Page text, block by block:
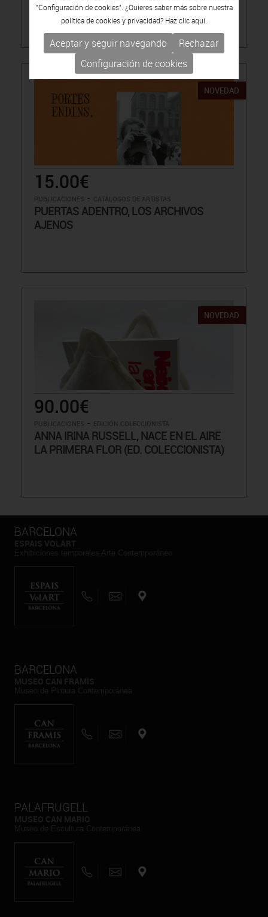
NOVEDAD
15.00€
-
PUERTAS ADENTRO, LOS ARCHIVOS
AJENOS
NOVEDAD
90.00€
-
ANNA IRINA RUSSELL, NACE EN EL AIRE
LA PRIMERA FLOR (ED. COLECCIONISTA)
BARCELONA
BARCELONA
PALAFRUGELL
"Configuración de cookies". ¿Quieres saber más sobre nuestra
política de cookies y privacidad? Haz clicaquí.
Aceptar y seguir navegando
Rechazar
Configuración de cookies